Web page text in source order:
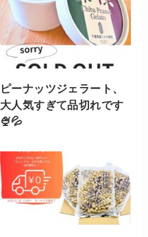
ピーナッツジェラート、
大人気すぎて品切れです
🍨💦